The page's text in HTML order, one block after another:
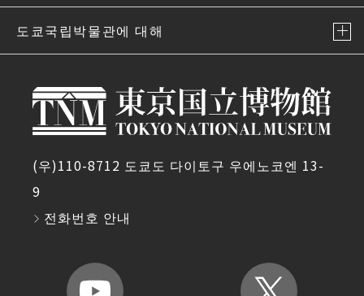
도쿄국립박물관에 대해
(우)110-8712 도쿄도 다이토구 우에노코엔 13-
9
전화번호 안내